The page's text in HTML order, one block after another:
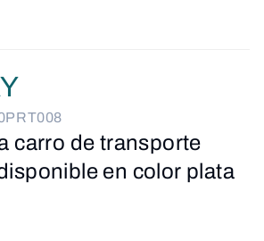
carro de transporte
en color plata